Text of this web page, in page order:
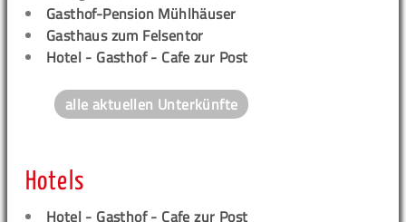
Gasthof-Pension Mühlhäuser
Gasthaus zum Felsentor
Hotel - Gasthof - Cafe zur Post
alle aktuellen Unterkünfte
Hotels
Hotel - Gasthof - Cafe zur Post